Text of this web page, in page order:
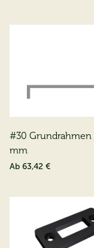
#30 Grundrahmen
mm
Ab 63,42 €